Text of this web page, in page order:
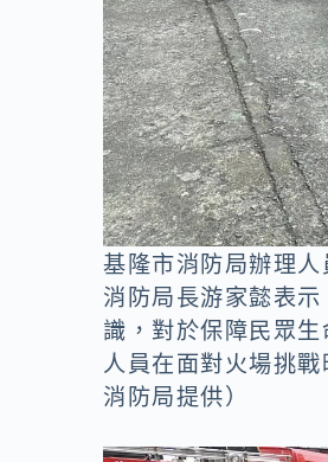
基隆市消防局辦理
消防局長游家懿表
識，對於保障民眾
人員在面對火場挑
消防局提供）